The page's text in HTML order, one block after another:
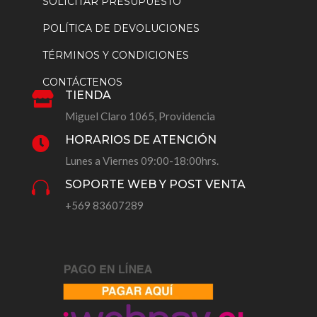
POLÍTICA DE DEVOLUCIONES
TÉRMINOS Y CONDICIONES
CONTÁCTENOS
 TIENDA
Miguel Claro 1065, Providencia
 HORARIOS DE ATENCIÓN
Lunes a Viernes 09:00-18:00hrs.
 SOPORTE WEB Y POST VENTA
+569 83607289